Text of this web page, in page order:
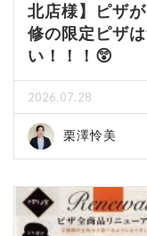
北店様】ピザ
修の限定ピザ
い！！！😲
2026.07.28
栗澤怜美